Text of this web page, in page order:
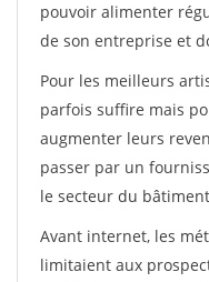
pouvoir alimenter
de son entreprise et
Pour les meilleurs
parfois suffire mais
augmenter leurs
passer par un
le secteur du
Avant internet, les
limitaient aux